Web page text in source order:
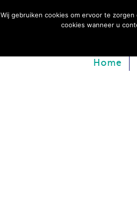
Home
Wij gebruiken cookies om ervoor te
cookies wanneer u